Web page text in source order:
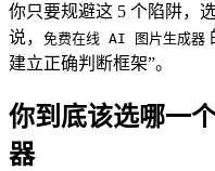
你只要规避这 5 个陷阱，
说， 免费在线 AI 图片生成器
建立正确判断框架”。
你到底该选哪一
器